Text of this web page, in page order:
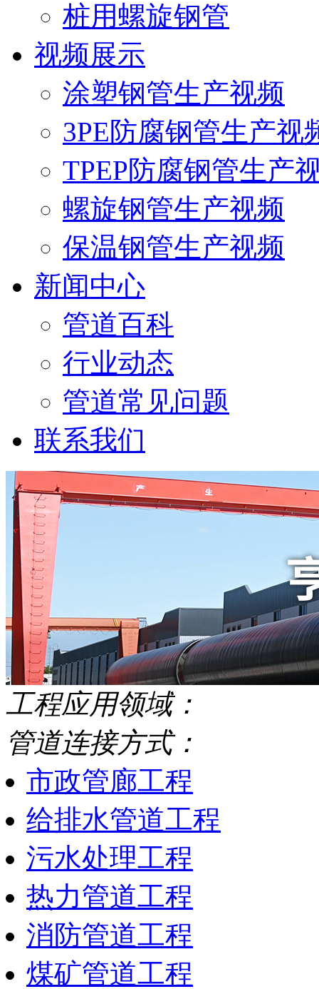
桩用螺旋钢管
视频展示
涂塑钢管生产视频
3PE防腐钢管生产视
TPEP防腐钢管生产
螺旋钢管生产视频
保温钢管生产视频
新闻中心
管道百科
行业动态
管道常见问题
联系我们
工程应用领域：
管道连接方式：
市政管廊工程
给排水管道工程
污水处理工程
热力管道工程
消防管道工程
煤矿管道工程